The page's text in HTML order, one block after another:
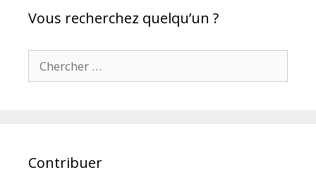
Vous recherchez quelqu’un ?
Chercher pour:
Contribuer